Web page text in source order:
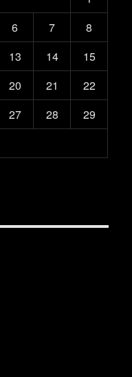
6 7
8
13 14
15
20 21
22
27 28
29